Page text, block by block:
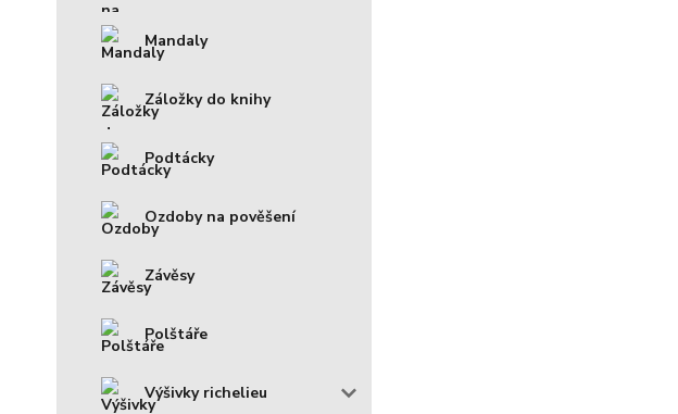
Mandaly
Záložky do knihy
Podtácky
Ozdoby na pověšení
Závěsy
Polštáře
Výšivky richelieu